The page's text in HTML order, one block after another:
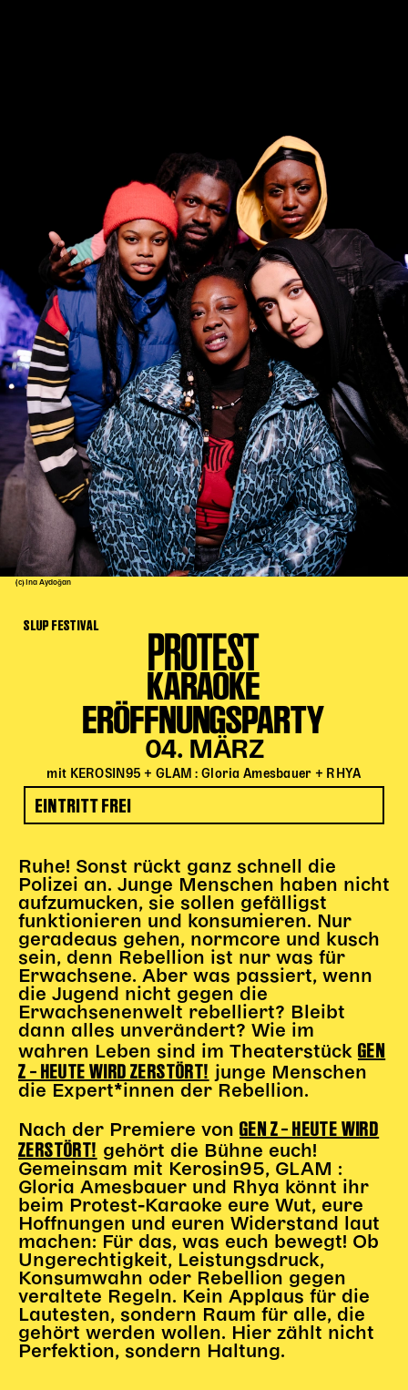
Wild & Schön Festival
Gastspiele
Extras
Available for Touring
Archiv
MITSPIELEN
Macht Wahn Sinn
Kinder Kunst
Workshops
Abenteuernacht
Kinder-Redaktion
Junge Kunst
Next Generation
MAGMA 25/26
Theaterwerkstätten
PÄDAGOGIK
Kunst + Wissen
Rund um den Vorstellungsbesuch
Partnerklasse + Partnerschule
Schulabenteuernacht
Probenklasse
Theaterklasse
Vorstellungen für pädagogische Institutionen
Angebote für Pädagog*innen
PädagogikClub
Sommerfest
Open House
Newsletter für pädagogische Institutionen
DIGITALE BÜHNE
Gl!tch4
Wem gehört die Bühne?
House of Hybrid Rebels
HAUS
(c) Ina Aydoğan
SLUP FESTIVAL PROTEST
KARAOKE
ERÖFFNUNGSPARTY
04. MÄRZ
mit KEROSIN95 + GLAM : Gloria Amesbauer + RHYA
EINTRITT FREI
Ruhe! Sonst rückt ganz schnell die
Polizei an. Junge Menschen haben nicht
aufzumucken, sie sollen gefälligst
funktionieren und konsumieren. Nur
geradeaus gehen, normcore und kusch
sein, denn Rebellion ist nur was für
Erwachsene. Aber was passiert, wenn
die Jugend nicht gegen die
Erwachsenenwelt rebelliert? Bleibt
dann alles unverändert? Wie im
wahren Leben sind im Theaterstück GEN
Z – HEUTE WIRD ZERSTÖRT! junge Menschen
die Expert*innen der Rebellion.
Nach der Premiere von GEN Z – HEUTE WIRD
ZERSTÖRT! gehört die Bühne euch!
Gemeinsam mit Kerosin95, GLAM :
Gloria Amesbauer und Rhya könnt ihr
beim Protest-Karaoke eure Wut, eure
Hoffnungen und euren Widerstand laut
machen: Für das, was euch bewegt! Ob
Ungerechtigkeit, Leistungsdruck,
Konsumwahn oder Rebellion gegen
veraltete Regeln. Kein Applaus für die
Lautesten, sondern Raum für alle, die
gehört werden wollen. Hier zählt nicht
Perfektion, sondern Haltung.